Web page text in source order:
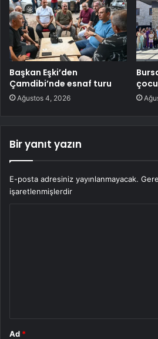
Başkan Eşki’den
Çamdibi’nde esnaf turu
Ağustos 4, 2026
Bir yanıt yazın
E-posta adresiniz yayınlanmayacak.
işaretlenmişlerdir
Ad *